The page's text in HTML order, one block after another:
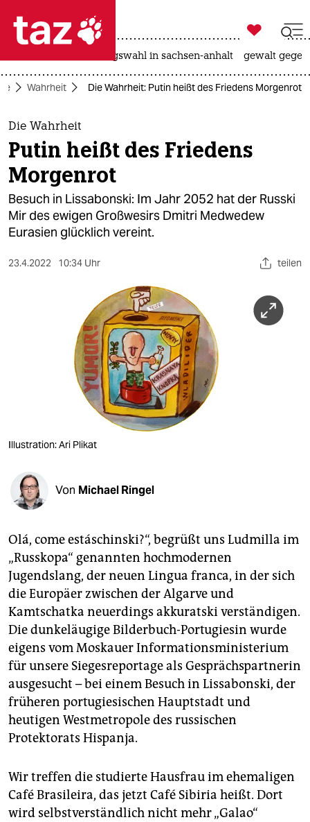
 taz zahl ich
taz zahl ich
themen
politik
öko
gesellschaft
shop
fragen & hilfe
unterstützen
abo
genossenschaft
epaper login

taz zahl ich
landtagswahl in sachsen-anhalt gewalt
Wahrheit Die Wahrheit: Putin heißt des Friedens Morgenrot
Die Wahrheit
Putin heißt des Friedens
Morgenrot
Besuch in Lissabonski: Im Jahr 2052 hat der Russki
Mir des ewigen Großwesirs Dmitri Medwedew
Eurasien glücklich vereint.
23.4.2022 10:34 Uhr teilen
Illustration: Ari Plikat
Von Michael Ringel
Olá, come estáschinski?“, begrüßt uns Ludmilla im
„Russkopa“ genannten hochmodernen
Jugendslang, der neuen Lingua franca, in der sich
die Europäer zwischen der Algarve und
Kamtschatka neuerdings akkuratski verständigen.
Die dunkeläugige Bilderbuch-Portugiesin wurde
eigens vom Moskauer Informationsministerium
für unsere Siegesreportage als Gesprächspartnerin
ausgesucht – bei einem Besuch in Lissabonski, der
früheren portugiesischen Hauptstadt und
heutigen Westmetropole des russischen
Protektorats Hispanja.
Wir treffen die studierte Hausfrau im ehemaligen
Café Brasileira, das jetzt Café Sibiria heißt. Dort
wird selbstverständlich nicht mehr „Galao“